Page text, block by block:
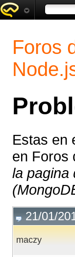
Foros
Estas en
en Foros
la pagina
21/01/
maczy